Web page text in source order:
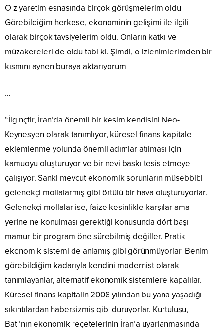
O ziyaretim esnasında birçok görüşmelerim oldu.
Görebildiğim herkese, ekonominin gelişimi ile ilgili
olarak birçok tavsiyelerim oldu. Onların katkı ve
müzakereleri de oldu tabi ki. Şimdi, o izlenimlerimden bir
kısmını aynen buraya aktarıyorum:
…
“İlginçtir, İran’da önemli bir kesim kendisini Neo-
Keynesyen olarak tanımlıyor, küresel finans kapitale
eklemlenme yolunda önemli adımlar atılması için
kamuoyu oluşturuyor ve bir nevi baskı tesis etmeye
çalışıyor. Sanki mevcut ekonomik sorunların müsebbibi
gelenekçi mollalarmış gibi örtülü bir hava oluşturuyorlar.
Gelenekçi mollalar ise, faize kesinlikle karşılar ama
yerine ne konulması gerektiği konusunda dört başı
mamur bir program öne sürebilmiş değiller. Pratik
ekonomik sistemi de anlamış gibi görünmüyorlar. Benim
görebildiğim kadarıyla kendini modernist olarak
tanımlayanlar, alternatif ekonomik sistemlere kapalılar.
Küresel finans kapitalin 2008 yılından bu yana yaşadığı
sıkıntılardan habersizmiş gibi duruyorlar. Kurtuluşu,
Batı’nın ekonomik reçetelerinin İran’a uyarlanmasında